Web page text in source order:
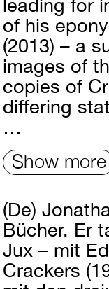
leading for
of his
(2013) – a
images of
copies of
differing
…
Show more
(De)
Bücher. Er
Jux – mit
Crackers